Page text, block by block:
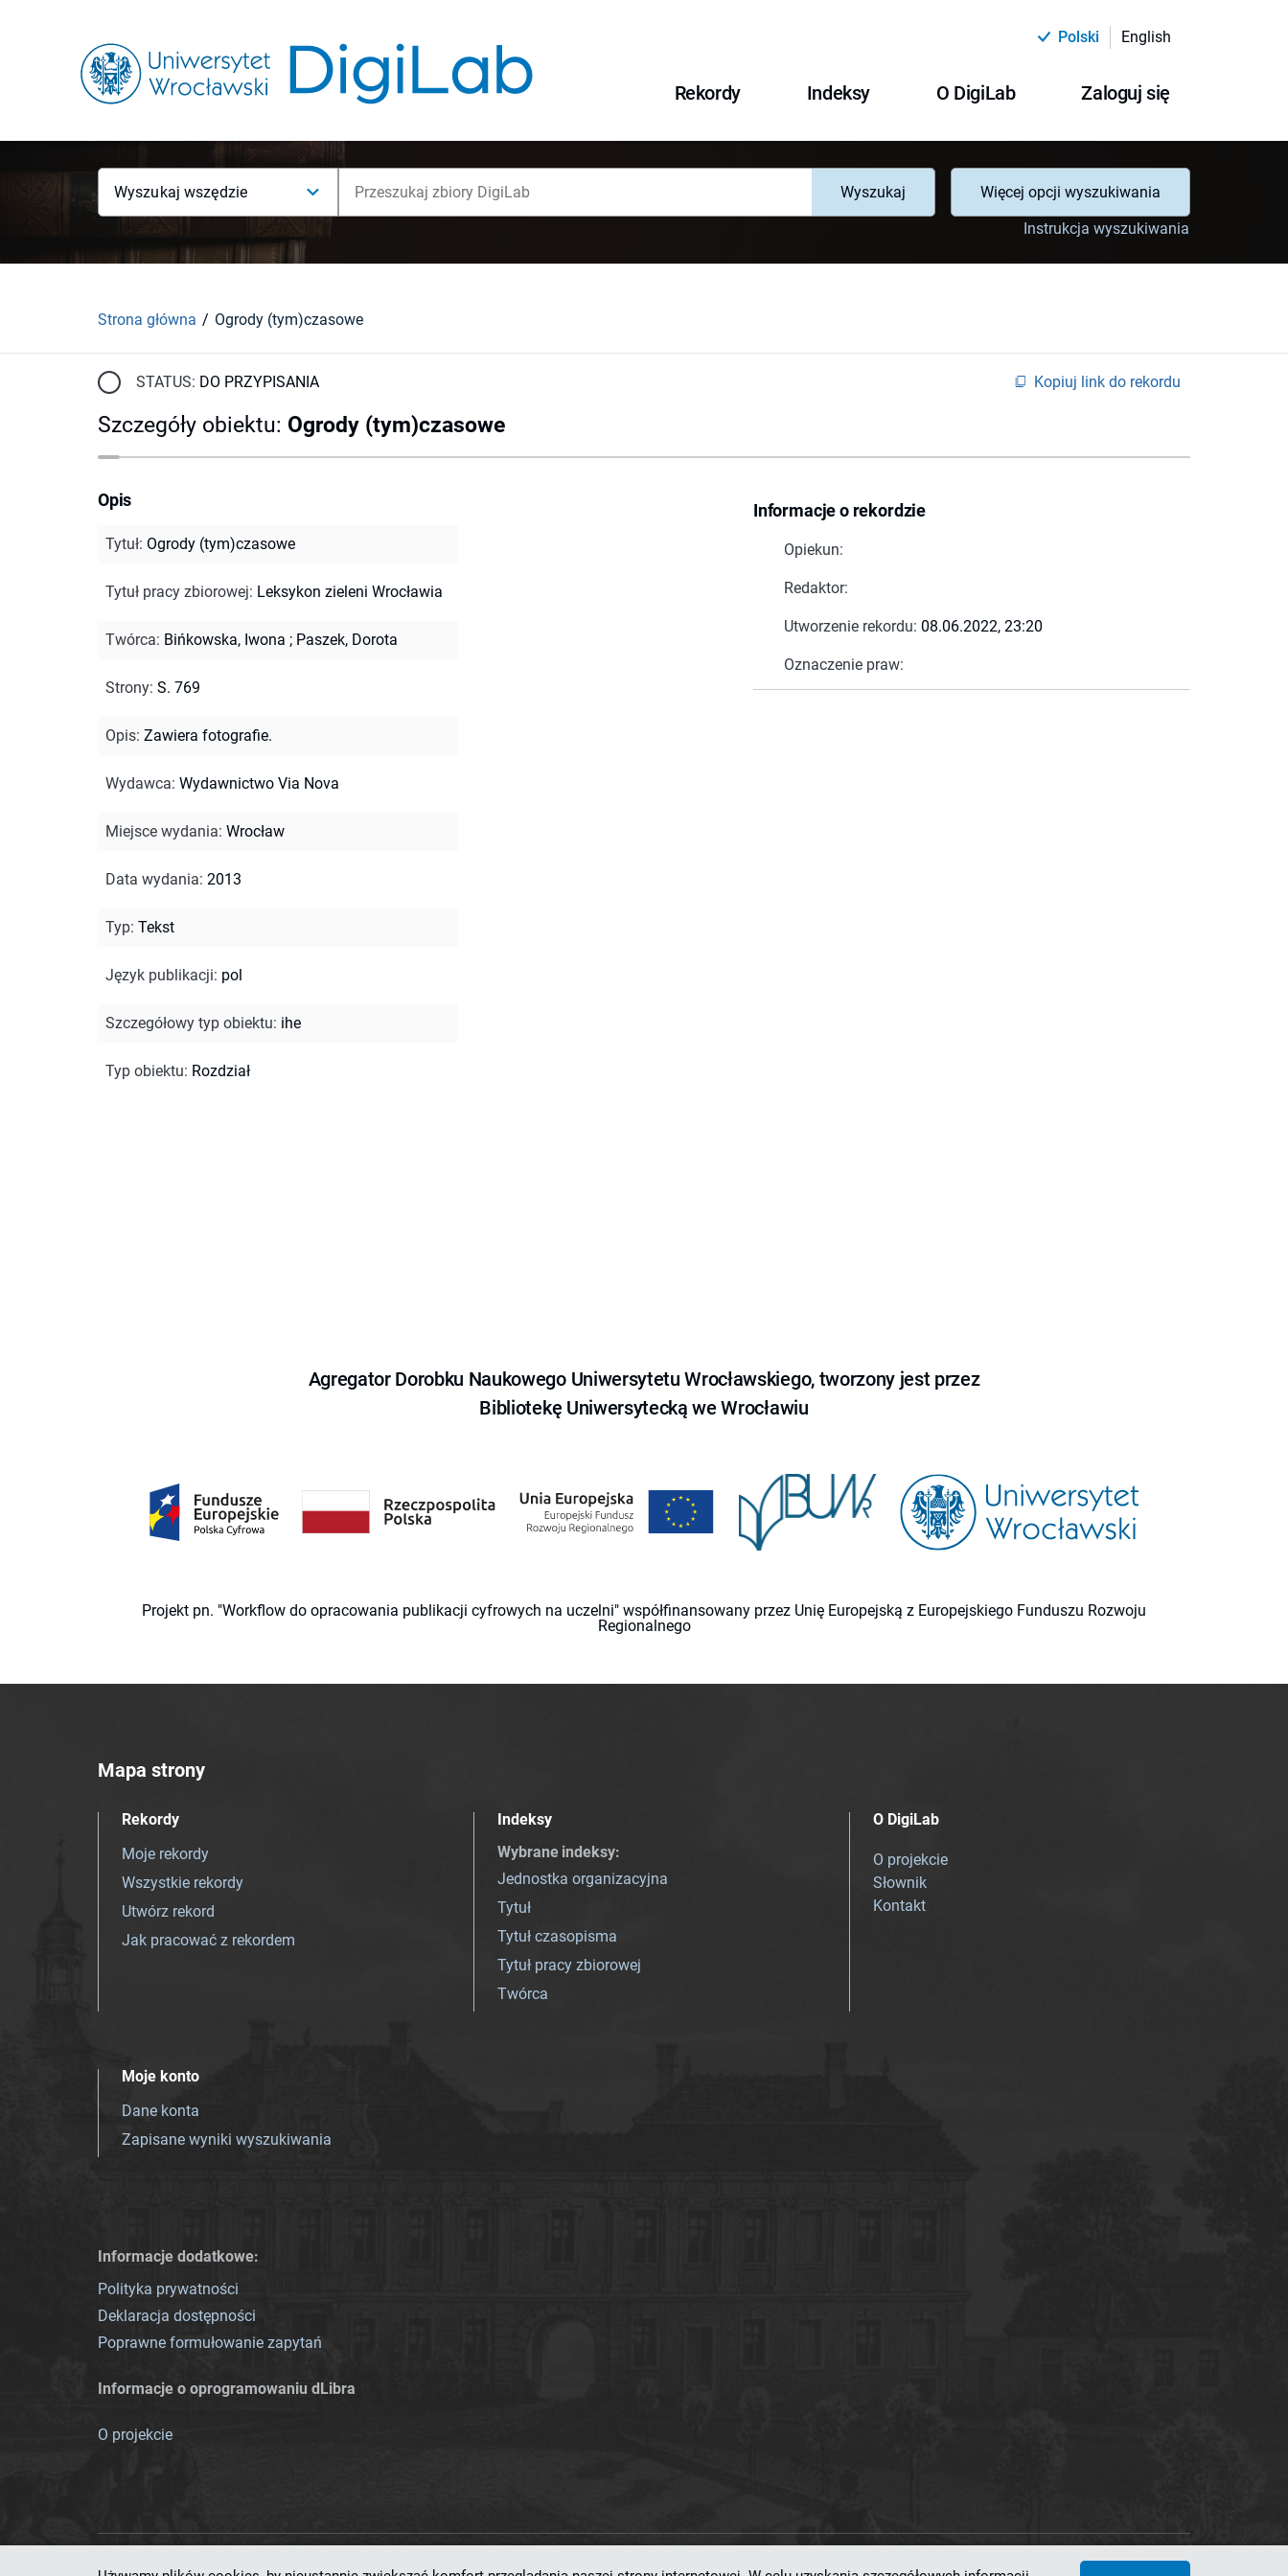
Polski English
Rekordy Indeksy O DigiLab Zaloguj się
Wyszukaj wszędzie Wyszukaj
Więcej opcji wyszukiwania
Instrukcja wyszukiwania
Strona główna Ogrody (tym)czasowe
STATUS: DO PRZYPISANIA Kopiuj link do rekordu
Szczegóły obiektu: Ogrody (tym)czasowe
Informacje o rekordzie
Opiekun:
Redaktor:
Utworzenie rekordu: 08.06.2022, 23:20
Oznaczenie praw:
Opis
Tytuł: Ogrody (tym)czasowe
Tytuł pracy zbiorowej: Leksykon zieleni Wrocławia
Twórca: Bińkowska, Iwona ; Paszek, Dorota
Strony: S. 769
Opis: Zawiera fotografie.
Wydawca: Wydawnictwo Via Nova
Miejsce wydania: Wrocław
Data wydania: 2013
Typ: Tekst
Język publikacji: pol
Szczegółowy typ obiektu: ihe
Typ obiektu: Rozdział
Agregator Dorobku Naukowego Uniwersytetu Wrocławskiego, tworzony jest przez
Bibliotekę Uniwersytecką we Wrocławiu
Projekt pn. "Workflow do opracowania publikacji cyfrowych na uczelni" współfinansowany przez Unię Europejską z Europejskiego Funduszu Rozwoju
Regionalnego
Mapa strony
Rekordy
Moje rekordy
Wszystkie rekordy
Utwórz rekord
Jak pracować z rekordem
Indeksy
Wybrane indeksy:
Jednostka organizacyjna
Tytuł
Tytuł czasopisma
Tytuł pracy zbiorowej
Twórca
O DigiLab
O projekcie
Słownik
Kontakt
Moje konto
Dane konta
Zapisane wyniki wyszukiwania
Informacje dodatkowe:
Polityka prywatności
Deklaracja dostępności
Poprawne formułowanie zapytań
Informacje o oprogramowaniu dLibra
O projekcie